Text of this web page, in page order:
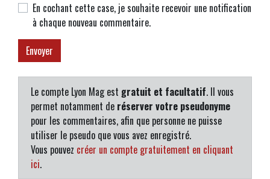
En cochant cette case, je souhaite recevoir une notification
à chaque nouveau commentaire.
Le compte Lyon Mag est gratuit et facultatif. Il vous
permet notamment de réserver votre pseudonyme
pour les commentaires, afin que personne ne puisse
utiliser le pseudo que vous avez enregistré.
Vous pouvez créer un compte gratuitement en cliquant
ici.